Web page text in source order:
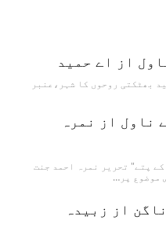
از اے حمید
بھٹکتی روحوں کا شہر،عنبر
ناول از نمرہ
پتے" تحریر نمرہ احمد جنت
موضوع پر…
از زبیدہ